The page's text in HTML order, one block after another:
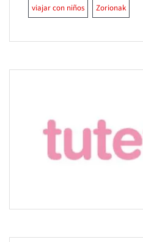
viajar con niños Zorionak